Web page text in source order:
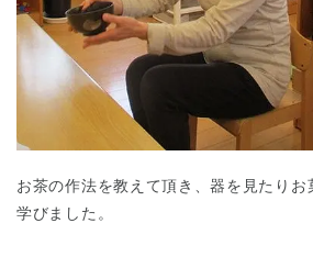
お茶の作法を教えて頂き、器を見たりお
学びました。